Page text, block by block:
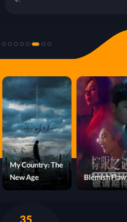
Blemish Flaw
My Country: The
New Age